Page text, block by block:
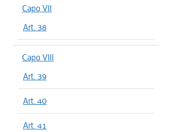
Capo VII
Art. 38
Capo VIII
Art. 39
Art. 40
Art. 41